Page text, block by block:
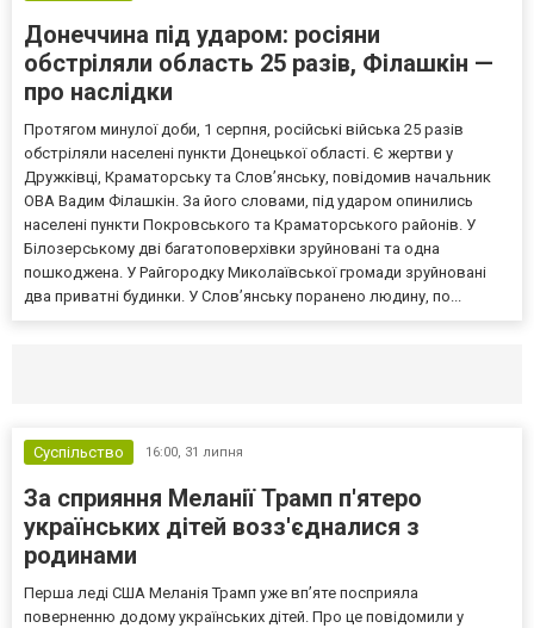
Донеччина під ударом: росіяни
обстріляли область 25 разів, Філашкін —
про наслідки
Протягом минулої доби, 1 серпня, російські війська 25 разів
обстріляли населені пункти Донецької області. Є жертви у
Дружківці, Краматорську та Слов’янську, повідомив начальник
ОВА Вадим Філашкін. За його словами, під ударом опинились
населені пункти Покровського та Краматорського районів. У
Білозерському дві багатоповерхівки зруйновані та одна
пошкоджена. У Райгородку Миколаївської громади зруйновані
два приватні будинки. У Слов’янську поранено людину, по...
Суспільство 16:00, 31 липня
За сприяння Меланії Трамп п'ятеро
українських дітей возз'єдналися з
родинами
Перша леді США Меланія Трамп уже впʼяте посприяла
поверненню додому українських дітей. Про це повідомили у